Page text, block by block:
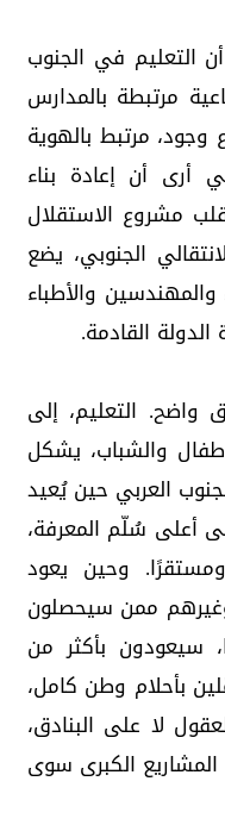
التعليم في الجنوب
مرتبطة بالمدارس
مرتبط بالهوية
أرى أن إعادة بناء
مشروع الاستقلال
الجنوبي، يضع
والأطباء
القادمة.
واضح. التعليم، إلى
والشباب، يشكل
العربي حين يُعيد
أعلى سُلّم المعرفة،
وحين يعود
وغيرهم ممن سيحصلون
سيعودون بأكثر من
بأحلام وطن كامل،
لا على البنادق،
الكبرى سوى